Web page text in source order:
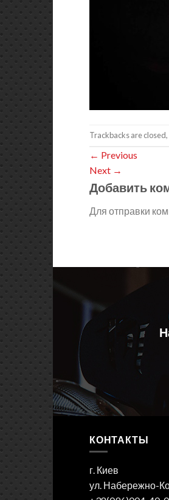
Trackbacks are closed,
← Previous
Next →
Добавить
Для отправки
КОНТАКТЫ
г. Киев
ул. Набережно-